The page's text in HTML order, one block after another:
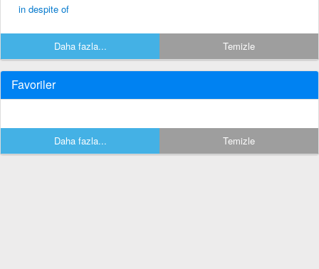
in despite of
Daha fazla... Temizle
Favoriler
Daha fazla... Temizle